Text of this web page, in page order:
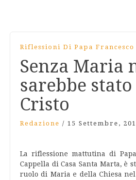
Riflessioni Di Papa Francesco
Senza Maria
sarebbe stato
Cristo
Redazione / 15 Settembre,
La riflessione mattutina di
Cappella di Casa Santa Marta, è
ruolo di Maria e della Chiesa